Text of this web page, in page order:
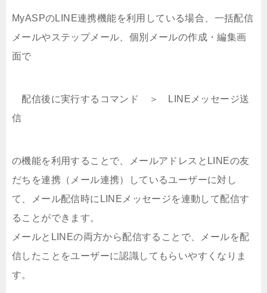
MyASPのLINE連携機能を利用している場合、一括配信
メールやステップメール、個別メールの作成・編集画
面で
配信後に実行するコマンド ＞ LINEメッセージ送
信
の機能を利用することで、メールアドレスとLINEの友
だちを連携（メール連携）しているユーザーに対し
て、メール配信時にLINEメッセージを連動して配信す
ることができます。
メールとLINEの両方から配信することで、メールを配
信したことをユーザーに認識してもらいやすくなりま
す。